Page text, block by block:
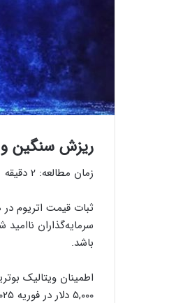
ریزش سنگین و
زمان مطالعه: 2 دقیقه
سرمایه‌گذاران
باشد.
اطمینان ویتالیک